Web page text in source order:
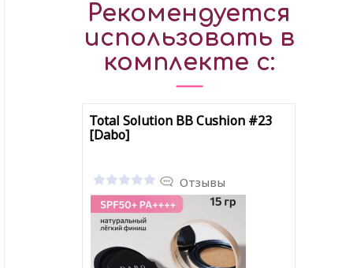
Рекомендуется
использовать в
комплекте с:
Total Solution BB Cushion #23
[Dabo]
Отзывы